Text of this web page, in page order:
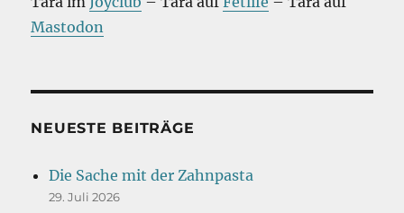
Mastodon
NEUESTE BEITRÄGE
Die Sache mit der Zahnpasta
29. Juli 2026